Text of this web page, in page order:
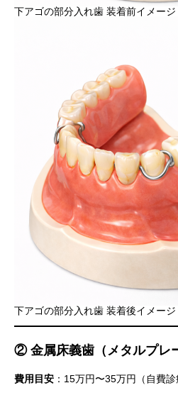
下アゴの部分入れ歯 装着前イメージ
下アゴの部分入れ歯 装着後イメージ
② 金属床義歯（メタルプレ
費用目安 ：15万円〜35万円（自費診